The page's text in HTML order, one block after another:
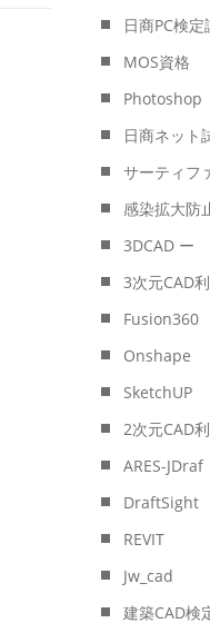
日商PC検定
MOS資格
Photoshop
日商ネット
サーティフ
感染拡大防
3DCAD ー
3次元CAD
Fusion360
Onshape
SketchUP
2次元CAD
ARES-JDraf
DraftSight
REVIT
Jw_cad
建築CAD検